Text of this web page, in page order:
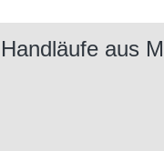
Handläufe aus